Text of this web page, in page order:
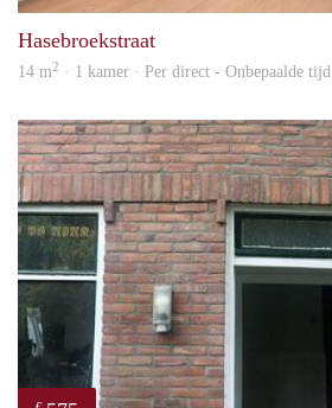
Hasebroekstraat
14 m2 · 1 kamer · Per direct - Onbepaalde tijd